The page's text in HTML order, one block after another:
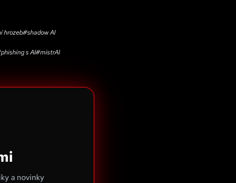
hrozeb#shadow AI
phishing s AI#mistrAI
a novinky